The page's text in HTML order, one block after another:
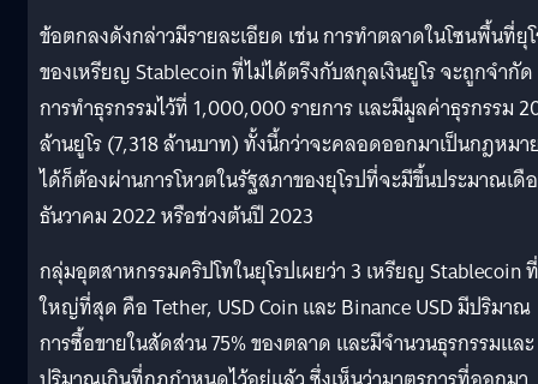
ข้อตกลงดังกล่าวมีรายละเอียด เช่น การทำตลาดในโซนพื้นที่ยุ
ของเหรียญ Stablecoin ที่ไม่ได้ตรึงกับสกุลเงินยูโร จะถูกจำกัด
การทำธุรกรรมไว้ที่ 1,000,000 รายการ และมีมูลค่าธุรกรรม
ล้านยูโร (7,318 ล้านบาท) ทั้งนี้กว่าจะคลอดออกมาเป็นกฎหมา
ได้ก็ต้องผ่านการโหวตในรัฐสภาของยุโรปที่จะมีขึ้นประมาณเดื
ธันวาคม 2022 หรือช่วงต้นปี 2023
กลุ่มอุตสาหกรรมคริปโทในยุโรปเผยว่า 3 เหรียญ Stablecoin ที่
ใหญ่ที่สุด คือ Tether, USD Coin และ Binance USD มีปริมาณ
การซื้อขายในสัดส่วน 75% ของตลาด และมีจำนวนธุรกรรมและ